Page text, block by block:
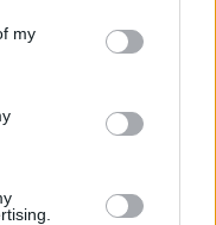
my
for Spain|Esim